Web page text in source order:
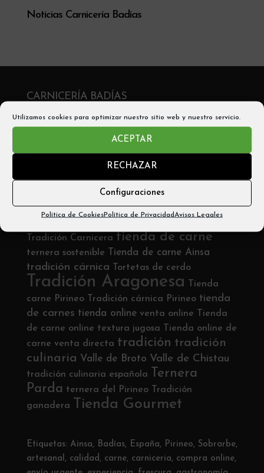
Utilizamos cookies para optimizar nuestro sitio web y nuestro servicio.
ACEPTAR
RECHAZAR
Configuraciones
Política de CookiesPolítica de Privacidad Avisos Legales
Noticias Carnicería Badías
CARNICERÍA BADÍAS
C/ San Victorián, 2 , 22330 Aínsa
Móvil y Whatsapp: 680542705
Tradición Carnicera tienda de carne
ternera sostenible Tienda de carne Ainsa
tradición cárnica Tortetas de cerdo
Tradición Aragonesa
Tienda
carne Pirineo
Tradición cárnica Pirineo tienda
de carnes tienda online venta online
Tienda
de carne online textura jugosa
Tienda online de
carne venta directa tradición tradición
culinaria Valle de Broto Valle de Chistau
tradición culinaria española
Ternera
Parda ternera del Pirineo
Tradición
ganadera
Tienda Gourmet
Etiquetas: Ainsa, Badías, España, Pirineo, Sobrarbe,
artesanal , calidad , carne, carniceria, compra online,